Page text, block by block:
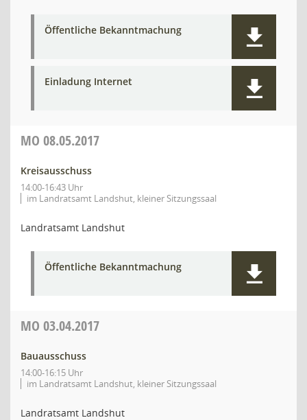
Öffentliche Bekanntmachung
Einladung Internet
MO 08.05.2017
Kreisausschuss
14:00-16:43 Uhr
im Landratsamt Landshut, kleiner Sitzungssaal
Landratsamt Landshut
Öffentliche Bekanntmachung
MO 03.04.2017
Bauausschuss
14:00-16:15 Uhr
im Landratsamt Landshut, kleiner Sitzungssaal
Landratsamt Landshut